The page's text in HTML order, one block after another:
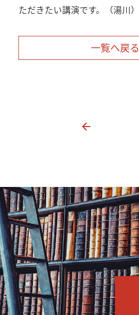
ただきたい講演です。（湯川）
一覧へ戻る